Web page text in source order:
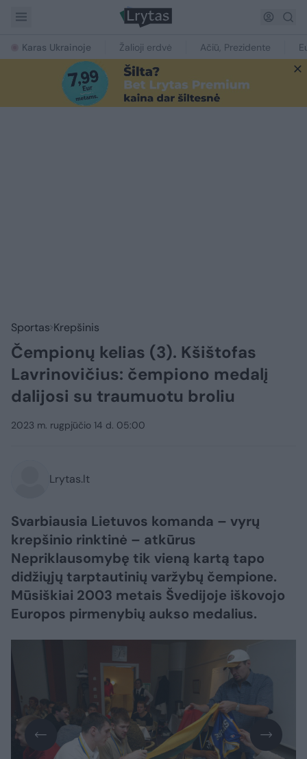
Karas Ukrainoje Žalioji erdvė Ačiū, Prezidente
Sportas Krepšinis
Čempionų kelias (3). Kšištofas
Lavrinovičius: čempiono medalį
dalijosi su traumuotu broliu
2023 m. rugpjūčio 14 d. 05:00
Lrytas.lt
Svarbiausia Lietuvos komanda – vyrų
krepšinio rinktinė – atkūrus
Nepriklausomybę tik vieną kartą tapo
didžiųjų tarptautinių varžybų čempione.
Mūsiškiai 2003 metais Švedijoje iškovojo
Europos pirmenybių aukso medalius.